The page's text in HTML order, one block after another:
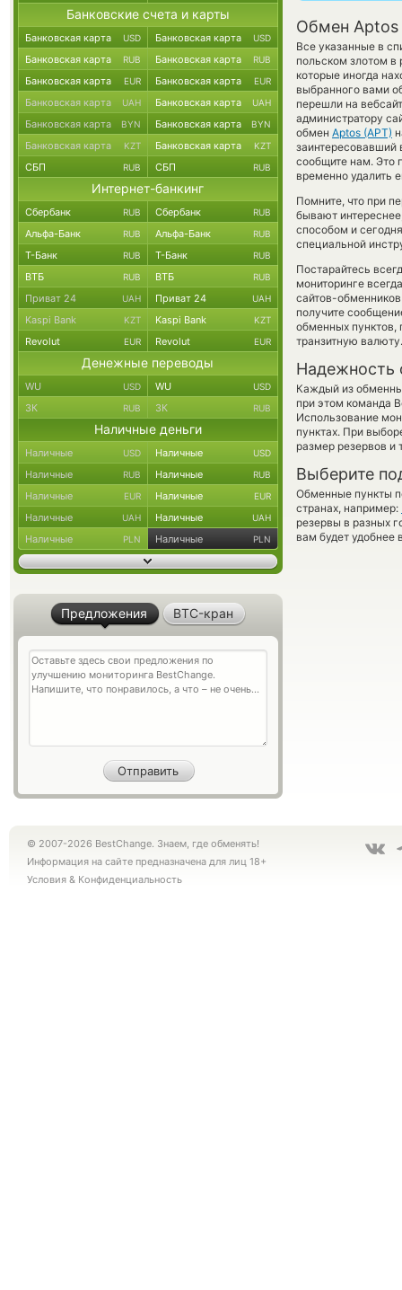
Обмен Aptos
Все указанные в
польском злотом
которые иногда
выбранного вами
перешли на
администратору
обмен Aptos (APT)
заинтересовавший
сообщите нам. Это
временно удалить
Помните, что при
бывают
способом и
специальной
Постарайтесь
мониторинге
сайтов-
получите
обменных
транзитную валюту.
Надежность
Каждый из
при этом команда
Использование
пунктах. При
размер резервов и
Выберите
Обменные пункты
странах, например:
резервы в разных
вам будет удобнее
Банковские счета и карты
Банковская карта USD Банковская карта USD
Банковская карта RUB Банковская карта RUB
Банковская карта EUR Банковская карта EUR
Банковская карта UAH Банковская карта UAH
Банковская карта BYN Банковская карта BYN
Банковская карта KZT Банковская карта KZT
СБП RUB СБП RUB
Интернет-банкинг
Сбербанк RUB Сбербанк RUB
Альфа-Банк RUB Альфа-Банк RUB
Т-Банк RUB Т-Банк RUB
ВТБ RUB ВТБ RUB
Приват 24 UAH Приват 24 UAH
Kaspi Bank KZT Kaspi Bank KZT
Revolut EUR Revolut EUR
Денежные переводы
WU USD WU USD
ЗК RUB ЗК RUB
Наличные деньги
Наличные USD Наличные USD
Наличные RUB Наличные RUB
Наличные EUR Наличные EUR
Наличные UAH Наличные UAH
Наличные PLN Наличные PLN
Предложения BTC-кран
© 2007-2026 BestChange. Знаем, где обменять!
Информация на сайте предназначена для лиц 18+
Условия & Конфиденциальность